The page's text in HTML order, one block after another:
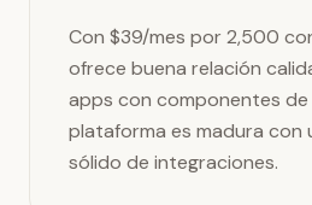
Con $39/mes por 2,500
ofrece buena relación
apps con componentes
plataforma es madura con
sólido de integraciones.